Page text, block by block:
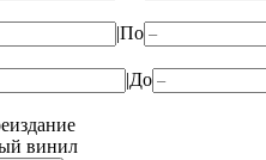
|По
|До
винил